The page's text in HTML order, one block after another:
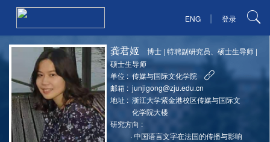
ENG | 登录
龚君姬 博士 |特聘副研究员、硕士生导师 |
硕士生导师
单位 : 传媒与国际文化学院
邮箱 : junjigong@zju.edu.cn
地址 : 浙江大学紫金港校区传媒与国际文
化学院大楼
研究方向 :
·中国语言文字在法国的传播与影响